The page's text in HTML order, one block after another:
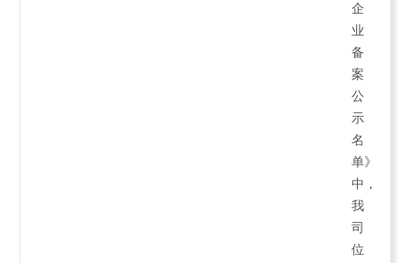
企
业
备
案
公
示
名
单》
中，
我
司
位